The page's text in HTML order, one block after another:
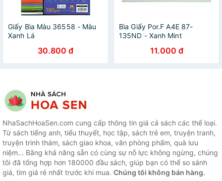
Giấy Bìa Màu 36558 - Màu
Xanh Lá
30.800 đ
Bìa Giấy Por.F A4E 87-
135ND - Xanh Mint
11.000 đ
NhaSachHoaSen.com cung cấp thông tin giá cả sách các thể loại.
Từ sách tiếng anh, tiểu thuyết, học tập, sách trẻ em, truyện tranh,
truyện trinh thám, sách giao khoa, văn phòng phẩm, quà lưu
niệm... Bằng khả năng sẵn có cùng sự nỗ lực không ngừng, chúng
tôi đã tổng hợp hơn 180000 đầu sách, giúp bạn có thể so sánh
giá, tìm giá rẻ nhất trước khi mua. Chúng tôi không bán hàng.